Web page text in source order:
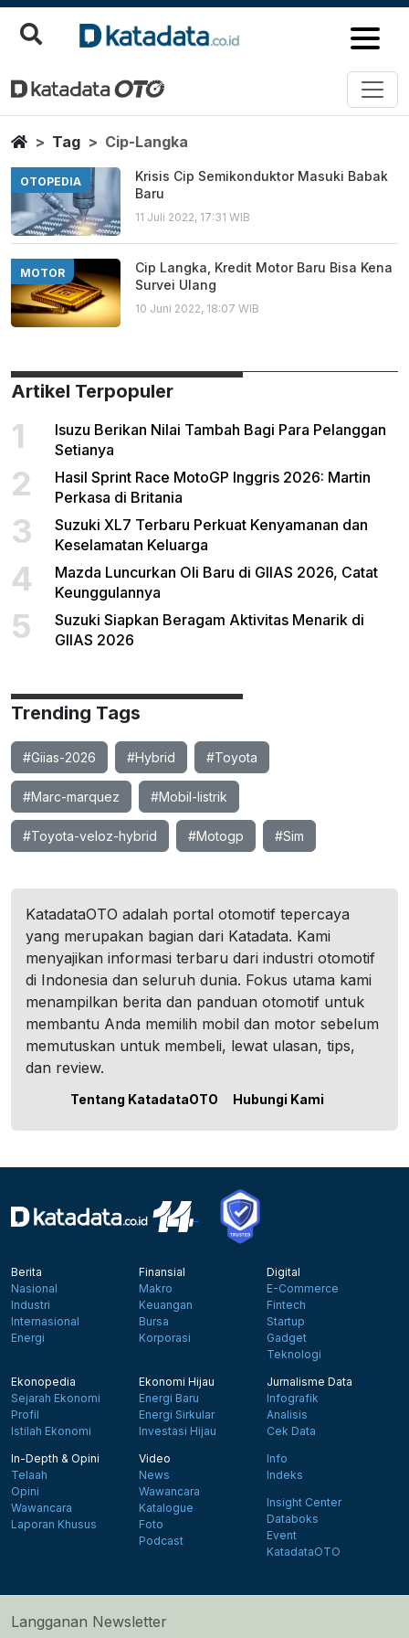
Cip Langka
Berita Terbaru
HomeTag Cip-Langka
OTOPEDIA
Krisis Cip Semikonduktor Masuki Babak
Baru
11 Juli 2022, 17:31 WIB
MOTOR
Cip Langka, Kredit Motor Baru Bisa Kena
Survei Ulang
10 Juni 2022, 18:07 WIB
Artikel Terpopuler
1
Isuzu Berikan Nilai Tambah Bagi Para Pelanggan
Setianya
2
Hasil Sprint Race MotoGP Inggris 2026: Martin
Perkasa di Britania
3
Suzuki XL7 Terbaru Perkuat Kenyamanan dan
Keselamatan Keluarga
4
Mazda Luncurkan Oli Baru di GIIAS 2026, Catat
Keunggulannya
5
Suzuki Siapkan Beragam Aktivitas Menarik di
GIIAS 2026
Trending Tags
#Giias-2026 #Hybrid #Toyota
#Marc-marquez #Mobil-listrik
#Toyota-veloz-hybrid #Motogp #Sim
KatadataOTO adalah portal otomotif tepercaya
yang merupakan bagian dari Katadata. Kami
menyajikan informasi terbaru dari industri otomotif
di Indonesia dan seluruh dunia. Fokus utama kami
menampilkan berita dan panduan otomotif untuk
membantu Anda memilih mobil dan motor sebelum
memutuskan untuk membeli, lewat ulasan, tips,
dan review.
Tentang KatadataOTO Hubungi Kami
Berita
Nasional
Industri
Internasional
Energi
Finansial
Makro
Keuangan
Bursa
Korporasi
Digital
E-Commerce
Fintech
Startup
Gadget
Teknologi
Ekonopedia
Sejarah Ekonomi
Profil
Istilah Ekonomi
Ekonomi Hijau
Energi Baru
Energi Sirkular
Investasi Hijau
Jurnalisme Data
Infografik
Analisis
Cek Data
In-Depth & Opini
Telaah
Opini
Wawancara
Laporan Khusus
Video
News
Wawancara
Katalogue
Foto
Podcast
Info
Indeks
Insight Center
Databoks
Event
KatadataOTO
Langganan Newsletter